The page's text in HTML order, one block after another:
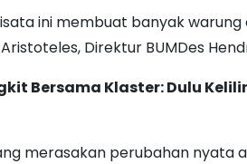
ini membuat banyak
Direktur BUMDes
Bersama Klaster: Dulu
merasakan perubahan nyata